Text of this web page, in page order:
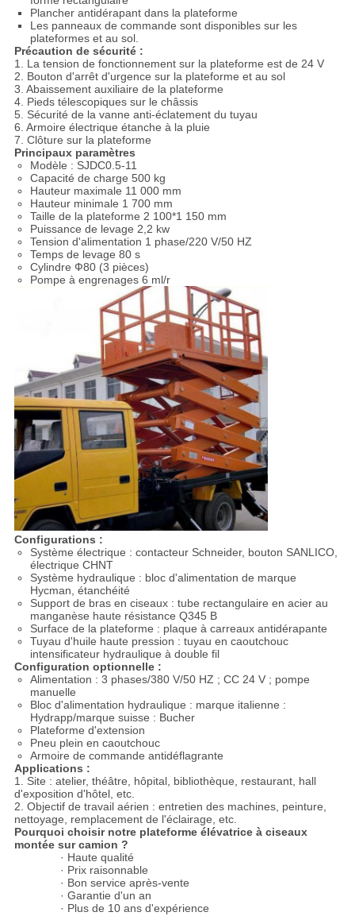
Plancher antidérapant dans la plateforme
Les panneaux de commande sont disponibles sur les
plateformes et au sol.
Précaution de sécurité :
1. La tension de fonctionnement sur la plateforme est de 24 V
2. Bouton d'arrêt d'urgence sur la plateforme et au sol
3. Abaissement auxiliaire de la plateforme
4. Pieds télescopiques sur le châssis
5. Sécurité de la vanne anti-éclatement du tuyau
6. Armoire électrique étanche à la pluie
7. Clôture sur la plateforme
Principaux paramètres
Modèle : SJDC0.5-11
Capacité de charge 500 kg
Hauteur maximale 11 000 mm
Hauteur minimale 1 700 mm
Taille de la plateforme 2 100*1 150 mm
Puissance de levage 2,2 kw
Tension d'alimentation 1 phase/220 V/50 HZ
Temps de levage 80 s
Cylindre Ф80 (3 pièces)
Pompe à engrenages 6 ml/r
Configurations :
Système électrique : contacteur Schneider, bouton SANLICO,
électrique CHNT
Système hydraulique : bloc d'alimentation de marque
Hycman, étanchéité
Support de bras en ciseaux : tube rectangulaire en acier au
manganèse haute résistance Q345 B
Surface de la plateforme : plaque à carreaux antidérapante
Tuyau d'huile haute pression : tuyau en caoutchouc
intensificateur hydraulique à double fil
Configuration optionnelle :
Alimentation : 3 phases/380 V/50 HZ ; CC 24 V ; pompe
manuelle
Bloc d'alimentation hydraulique : marque italienne :
Hydrapp/marque suisse : Bucher
Plateforme d'extension
Pneu plein en caoutchouc
Armoire de commande antidéflagrante
Applications :
1. Site : atelier, théâtre, hôpital, bibliothèque, restaurant, hall
d'exposition d'hôtel, etc.
2. Objectif de travail aérien : entretien des machines, peinture,
nettoyage, remplacement de l'éclairage, etc.
Pourquoi choisir notre plateforme élévatrice à ciseaux
montée sur camion ?
· Haute qualité
· Prix raisonnable
· Bon service après-vente
· Garantie d'un an
· Plus de 10 ans d'expérience